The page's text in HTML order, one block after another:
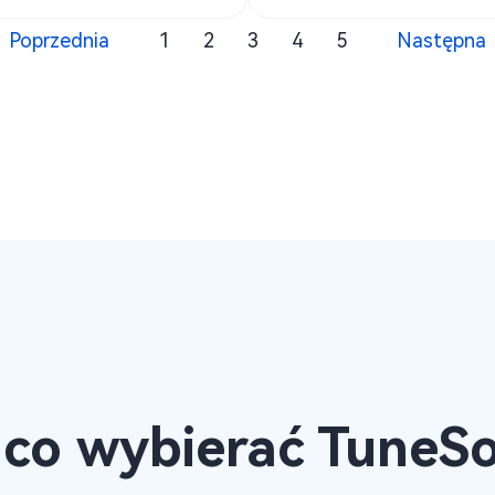
Poprzednia 1 2 3 4 5 Następna
wybierać